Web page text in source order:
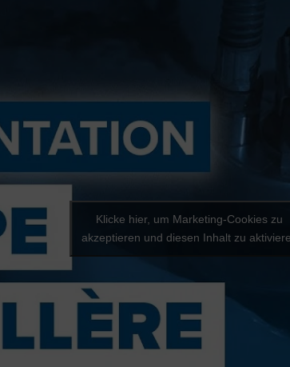
Klicke hier, um Marketing-Cookies zu
akzeptieren und diesen Inhalt zu